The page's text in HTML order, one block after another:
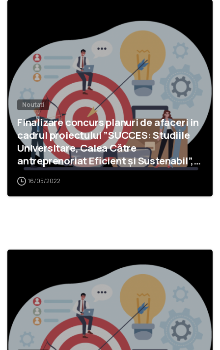
Noutati
Finalizare concurs planuri de afaceri in
cadrul proiectului ”SUCCES: Studiile
Universitare, Calea Către
antreprenoriat Eficient și Sustenabil”,
cod SMIS 140878
16/05/2022